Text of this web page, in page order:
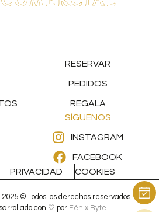
RESERVAR
PEDIDOS
REGALA
SÍGUENOS
INSTAGRAM
FACEBOOK
PRIVACIDAD COOKIES
© Todos los derechos reservados |
con ♡ por Fénix Byte